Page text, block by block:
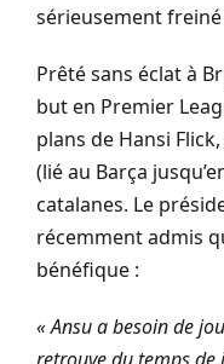
sérieusement
Prêté sans éclat à
but en Premier
plans de Hansi
(lié au Barça
catalanes. Le
récemment admis
bénéfique :
« Ansu a besoin de